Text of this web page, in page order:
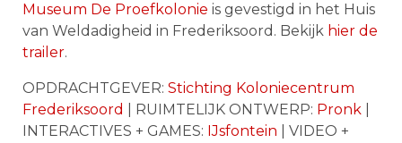
Museum De Proefkolonie is gevestigd in het Huis
van Weldadigheid in Frederiksoord. Bekijk hier de
trailer.
OPDRACHTGEVER: Stichting Koloniecentrum
Frederiksoord
| RUIMTELIJK ONTWERP: Pronk
INTERACTIVES + GAMES: IJsfontein | VIDEO +